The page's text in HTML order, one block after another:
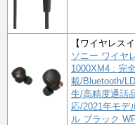
【ワイヤレス
ソニー ワイヤ
1000XM4 : 完
載/Bluetooth/
生/高精度通話
応/2021年モデ
ル ブラック